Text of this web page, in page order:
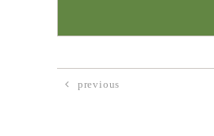
previous